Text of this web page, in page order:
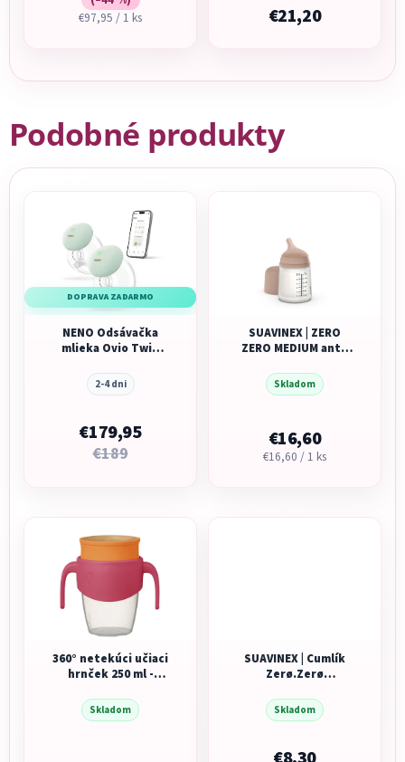
Jednotková
€97,95 / 1 ks €21,20
Podobné produkty
DOPRAVA ZADARMO
NENO Odsávačka
mlieka Ovio Twin
hands-free mušľová
3-fázová s
2-4 dni
€179,95
€189
SUAVINEX | ZERO
ZERO MEDIUM anti-
S
Skladom
€16,60
Jednotková
€16,60 / 1 ks
360° netekúci učiaci
hrnček 250 ml -
Skladom
SUAVINEX | Cumlík
Zerø.Zerø
Skladom